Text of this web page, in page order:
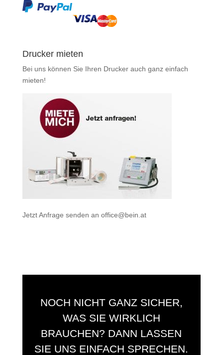
Drucker mieten
Bei uns können Sie Ihren Drucker auch ganz einfach
mieten!
Jetzt Anfrage senden an office@bein.at
NOCH NICHT GANZ SICHER,
WAS SIE WIRKLICH
BRAUCHEN? DANN LASSEN
SIE UNS EINFACH SPRECHEN.